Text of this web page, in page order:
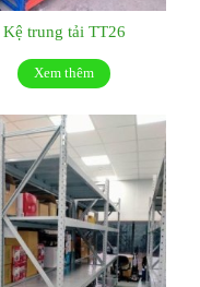
Kệ trung tải TT26
Xem thêm